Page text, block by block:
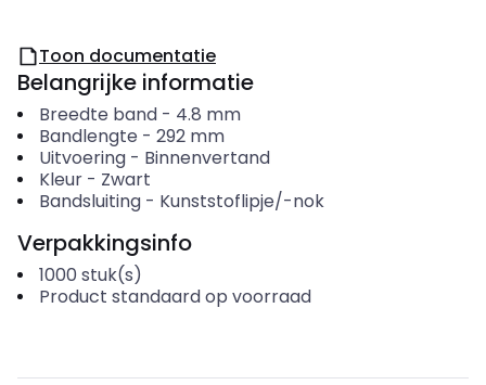
Toon documentatie
Belangrijke informatie
Breedte band- 4.8 mm
Bandlengte - 292 mm
Uitvoering- Binnenvertand
Kleur- Zwart
Bandsluiting- Kunststoflipje/-nok
Verpakkingsinfo
1000 stuk(s)
Product standaard op voorraad